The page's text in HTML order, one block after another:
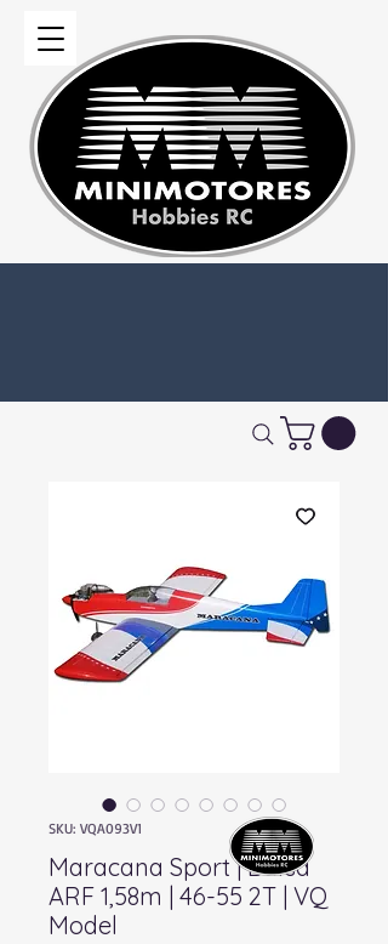
SKU: VQA093V1
Maracana Sport | Balsa
ARF 1,58m | 46-55 2T | VQ
Model